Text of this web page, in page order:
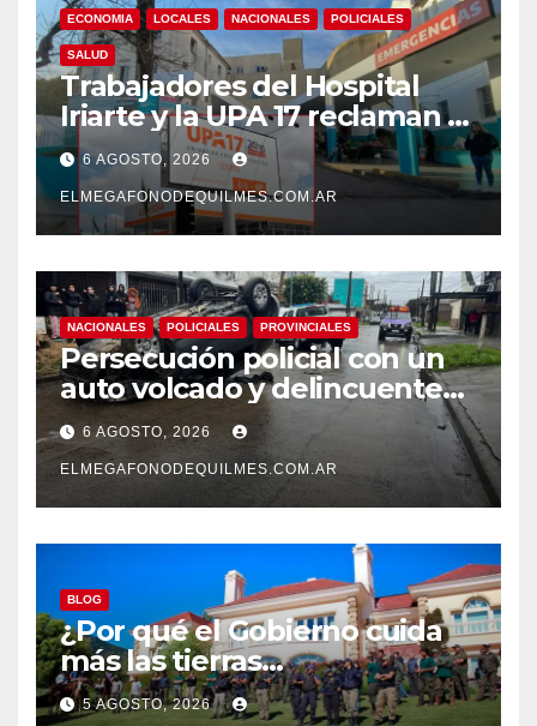
ECONOMIA LOCALES NACIONALES POLICIALES
SALUD
Trabajadores del Hospital
Iriarte y la UPA 17 reclaman el
pase a planta de becarios y
mejoras laborales
6 AGOSTO, 2026
ELMEGAFONODEQUILMES.COM.AR
NACIONALES POLICIALES PROVINCIALES
Persecución policial con un
auto volcado y delincuentes
detenidos en San Francisco
Solano
6 AGOSTO, 2026
ELMEGAFONODEQUILMES.COM.AR
BLOG
¿Por qué el Gobierno cuida
más las tierras
extranjerizadas que el
5 AGOSTO, 2026